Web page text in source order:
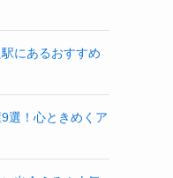
にあるおすすめ
選！心ときめくア